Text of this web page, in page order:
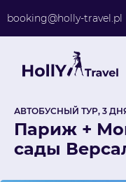
booking@holly-travel.pl
Найти
АВТОБУСНЫЙ ТУР, 3
Париж +
сады